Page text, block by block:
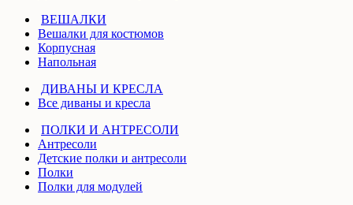
ВЕШАЛКИ
Вешалки для костюмов
Корпусная
Напольная
ДИВАНЫ И КРЕСЛА
Все диваны и кресла
ПОЛКИ И АНТРЕСОЛИ
Антресоли
Детские полки и антресоли
Полки
Полки для модулей